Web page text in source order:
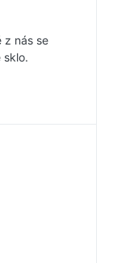
z nás se
sklo.